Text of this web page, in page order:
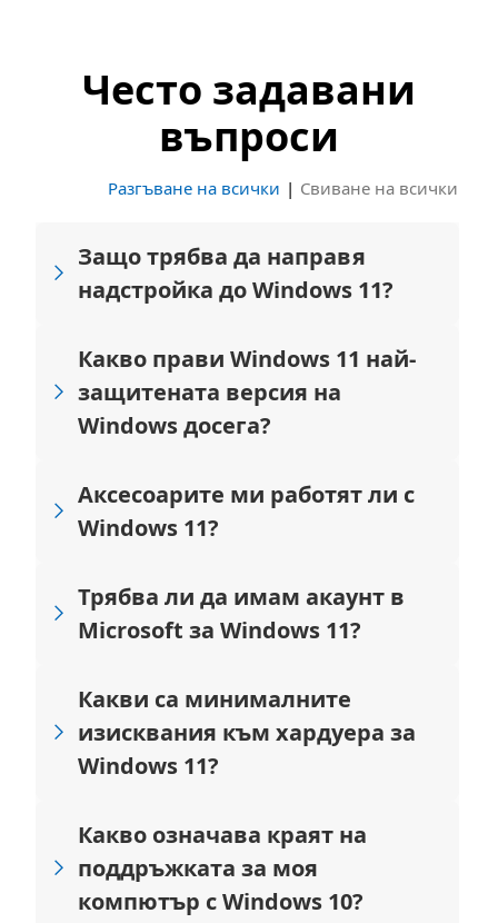
Често задавани
въпроси
Разгъване на всички | Свиване на всички
Защо трябва да направя
надстройка до Windows 11?
Какво прави Windows 11 най-
защитената версия на
Windows досега?
Аксесоарите ми работят ли с
Windows 11?
Трябва ли да имам акаунт в
Microsoft за Windows 11?
Какви са минималните
изисквания към хардуера за
Windows 11?
Какво означава краят на
поддръжката за моя
компютър с Windows 10?